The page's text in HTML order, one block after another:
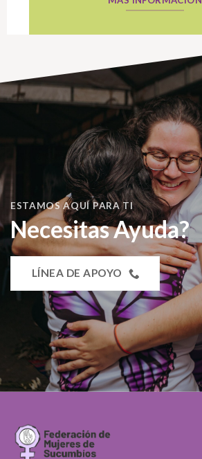
ESTAMOS AQUÍ PARA TI
Necesitas Ayuda?
LÍNEA DE APOYO